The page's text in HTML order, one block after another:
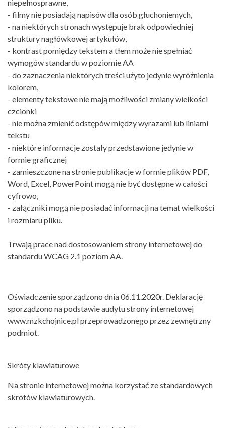
niepełnosprawne,
- filmy nie posiadają napisów dla osób głuchoniemych,
- na niektórych stronach występuje brak odpowiedniej
struktury nagłówkowej artykułów,
- kontrast pomiędzy tekstem a tłem może nie spełniać
wymogów standardu w poziomie AA
- do zaznaczenia niektórych treści użyto jedynie wyróżnienia
kolorem,
- elementy tekstowe nie mają możliwości zmiany wielkości
czcionki
- nie można zmienić odstępów między wyrazami lub liniami
tekstu
- niektóre informacje zostały przedstawione jedynie w
formie graficznej
- zamieszczone na stronie publikacje w formie plików PDF,
Word, Excel, PowerPoint mogą nie być dostępne w całości
cyfrowo,
- załączniki mogą nie posiadać informacji na temat wielkości
i rozmiaru pliku.
Trwają prace nad dostosowaniem strony internetowej do
standardu WCAG 2.1 poziom AA.
Oświadczenie sporządzono dnia 06.11.2020r. Deklarację
sporządzono na podstawie audytu strony internetowej
www.mzkchojnice.pl przeprowadzonego przez zewnętrzny
podmiot.
Skróty klawiaturowe
Na stronie internetowej można korzystać ze standardowych
skrótów klawiaturowych.